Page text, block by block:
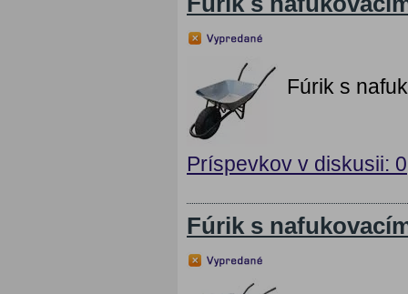
Fúrik s
Príspevkov v diskusii: 0
Fúrik s